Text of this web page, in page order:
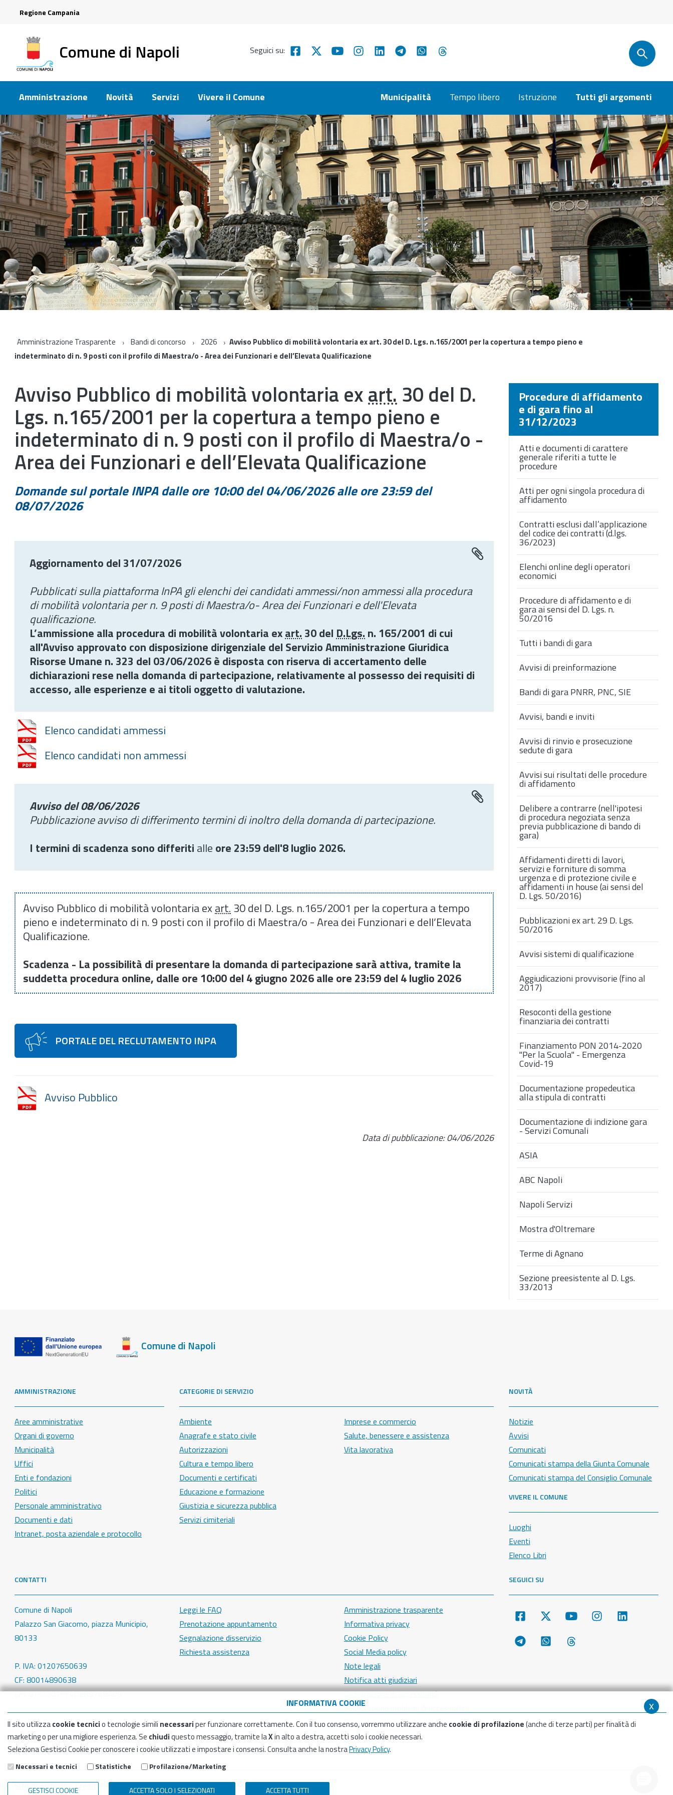
x
INFORMATIVA COOKIE
Il sito utilizzacookie tecnicio tecnologie simili necessariper funzionare correttamente. Con il tuo consenso, vorremmo utilizzare anche cookie di profilazione(anche di terze parti) per finalità di
marketing o per una migliore esperienza. Se chiudiquesto messaggio, tramite laXin alto a destra, accetti solo i cookie necessari.
Seleziona Gestisci Cookie per conoscere i cookie utilizzati e impostare i consensi. Consulta anche la nostraPrivacy Policy.
Necessari e tecnici Statistiche Profilazione/Marketing
GESTISCI COOKIE ACCETTA SOLO I SELEZIONATI ACCETTA TUTTI
Regione Campania
Comune di Napoli Seguici su:
Amministrazione Novità Servizi Vivere il Comune Municipalità Tempo libero Istruzione Tutti gli argomenti
Amministrazione Trasparente Bandi di concorso 2026
Avviso Pubblico di mobilità volontaria ex art. 30 del D. Lgs. n.165/2001 per la copertura a tempo pieno e
indeterminato di n. 9 posti con il profilo di Maestra/o - Area dei Funzionari e dell’Elevata Qualificazione
Avviso Pubblico di mobilità volontaria exart.30 del D.
Lgs. n.165/2001 per la copertura a tempo pieno e
indeterminato di n. 9 posti con il profilo di Maestra/o -
Area dei Funzionari e dell’Elevata Qualificazione
Domande sul portale INPA dalle ore 10:00 del 04/06/2026 alle ore 23:59 del
08/07/2026
Aggiornamento del 31/07/2026
Pubblicati sulla piattaforma InPA gli elenchi dei candidati ammessi/non ammessi alla procedura
di mobilità volontaria per n. 9 posti di Maestra/o- Area dei Funzionari e dell'Elevata
qualificazione.
L’ammissione alla procedura di mobilità volontaria exart. 30 del D.Lgs. n. 165/2001 di cui
all'Avviso approvato con disposizione dirigenziale del Servizio Amministrazione Giuridica
Risorse Umane n. 323 del 03/06/2026 è disposta con riserva di accertamento delle
dichiarazioni rese nella domanda di partecipazione, relativamente al possesso dei requisiti di
accesso, alle esperienze e ai titoli oggetto di valutazione.
Elenco candidati ammessi
Elenco candidati non ammessi
Avviso del 08/06/2026
Pubblicazione avviso di differimento termini di inoltro della domanda di partecipazione.
I termini di scadenza sono differiti alle ore 23:59 dell'8 luglio 2026.
Avviso Pubblico di mobilità volontaria exart. 30 del D. Lgs. n.165/2001 per la copertura a tempo
pieno e indeterminato di n. 9 posti con il profilo di Maestra/o - Area dei Funzionari e dell’Elevata
Qualificazione.
Scadenza - La possibilità di presentare la domanda di partecipazione sarà attiva, tramite la
suddetta procedura online, dalle ore 10:00 del 4 giugno 2026 alle ore 23:59 del 4 luglio 2026
PORTALE DEL RECLUTAMENTO INPA
Avviso Pubblico
Data di pubblicazione: 04/06/2026
Procedure di affidamento
e di gara fino al
31/12/2023
Atti e documenti di carattere
generale riferiti a tutte le
procedure
Atti per ogni singola procedura di
affidamento
Contratti esclusi dall’applicazione
del codice dei contratti (d.lgs.
36/2023)
Elenchi online degli operatori
economici
Procedure di affidamento e di
gara ai sensi del D. Lgs. n.
50/2016
Tutti i bandi di gara
Avvisi di preinformazione
Bandi di gara PNRR, PNC, SIE
Avvisi, bandi e inviti
Avvisi di rinvio e prosecuzione
sedute di gara
Avvisi sui risultati delle procedure
di affidamento
Delibere a contrarre (nell'ipotesi
di procedura negoziata senza
previa pubblicazione di bando di
gara)
Affidamenti diretti di lavori,
servizi e forniture di somma
urgenza e di protezione civile e
affidamenti in house (ai sensi del
D. Lgs. 50/2016)
Pubblicazioni ex art. 29 D. Lgs.
50/2016
Avvisi sistemi di qualificazione
Aggiudicazioni provvisorie (fino al
2017)
Resoconti della gestione
finanziaria dei contratti
Finanziamento PON 2014-2020
"Per la Scuola" - Emergenza
Covid-19
Documentazione propedeutica
alla stipula di contratti
Documentazione di indizione gara
- Servizi Comunali
ASIA
ABC Napoli
Napoli Servizi
Mostra d'Oltremare
Terme di Agnano
Sezione preesistente al D. Lgs.
33/2013
Comune di Napoli
AMMINISTRAZIONE
Aree amministrative
Organi di governo
Municipalità
Uffici
Enti e fondazioni
Politici
Personale amministrativo
Documenti e dati
Intranet, posta aziendale e protocollo
CATEGORIE DI SERVIZIO
Ambiente
Anagrafe e stato civile
Autorizzazioni
Cultura e tempo libero
Documenti e certificati
Educazione e formazione
Giustizia e sicurezza pubblica
Servizi cimiteriali
Imprese e commercio
Salute, benessere e assistenza
Vita lavorativa
NOVITÀ
Notizie
Avvisi
Comunicati
Comunicati stampa della Giunta Comunale
Comunicati stampa del Consiglio Comunale
VIVERE IL COMUNE
Luoghi
Eventi
Elenco Libri
CONTATTI
Comune di Napoli
Palazzo San Giacomo, piazza Municipio,
80133
P. IVA: 01207650639
CF: 80014890638
LEI: 8156007FF4DEB97ABA09
Servizio Protocollo, URP e Albo Pretorio
PEC:urp@pec.comune.napoli.it
Centralino unico:0817951111
Leggi le FAQ
Prenotazione appuntamento
Segnalazione disservizio
Richiesta assistenza
Amministrazione trasparente
Informativa privacy
Cookie Policy
Social Media policy
Note legali
Notifica atti giudiziari
Dichiarazione di accessibilità
Segnalazione problemi di accessibilità
Piano di miglioramento del sito
SEGUICI SU
Sito di archivio Crediti Mappa del sito